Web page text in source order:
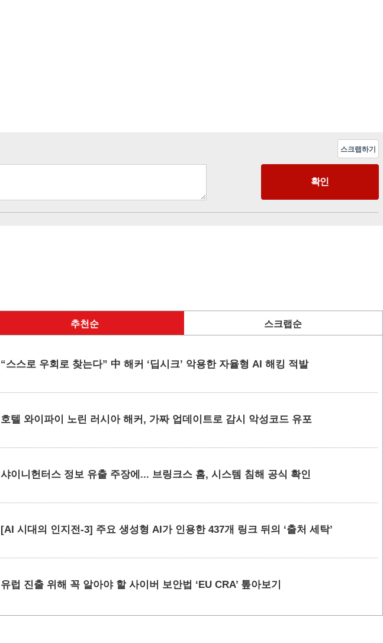
스크랩하기
추천순 스크랩순
“스스로 우회로 찾는다” 中 해커 ‘딥시크’ 악용한 자율형 AI 해킹 적발
호텔 와이파이 노린 러시아 해커, 가짜 업데이트로 감시 악성코드 유포
샤이니헌터스 정보 유출 주장에... 브링크스 홈, 시스템 침해 공식 확인
[AI 시대의 인지전-3] 주요 생성형 AI가 인용한 437개 링크 뒤의 ‘출처 세탁’
유럽 진출 위해 꼭 알아야 할 사이버 보안법 ‘EU CRA’ 톺아보기